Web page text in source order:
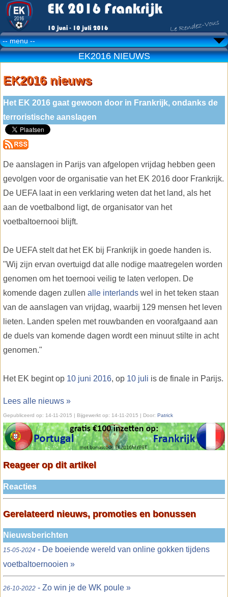
EK2016 NIEUWS
EK2016 nieuws
Het EK 2016 gaat gewoon door in Frankrijk, ondanks de
terroristische aanslagen
De aanslagen in Parijs van afgelopen vrijdag hebben geen
gevolgen voor de organisatie van het EK 2016 door Frankrijk.
De UEFA laat in een verklaring weten dat het land, als het
aan de voetbalbond ligt, de organisator van het
voetbaltoernooi blijft.
De UEFA stelt dat het EK bij Frankrijk in goede handen is.
"Wij zijn ervan overtuigd dat alle nodige maatregelen worden
genomen om het toernooi veilig te laten verlopen. De
komende dagen zullen alle interlands wel in het teken staan
van de aanslagen van vrijdag, waarbij 129 mensen het leven
lieten. Landen spelen met rouwbanden en voorafgaand aan
de duels van komende dagen wordt een minuut stilte in acht
genomen."
Het EK begint op 10 juni 2016, op 10 juli is de finale in Parijs.
Lees alle nieuws »
Gepubliceerd op: 14-11-2015 | Bijgewerkt op: 14-11-2015 | Door: Patrick
Reageer op dit artikel
Reacties
Gerelateerd nieuws, promoties en bonussen
Nieuwsberichten
15-05-2024 - De boeiende wereld van online gokken tijdens
voetbaltoernooien »
26-10-2022 - Zo win je de WK poule »